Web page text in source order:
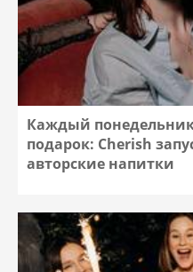
Каждый
подарок: Cherish
авторские напитки